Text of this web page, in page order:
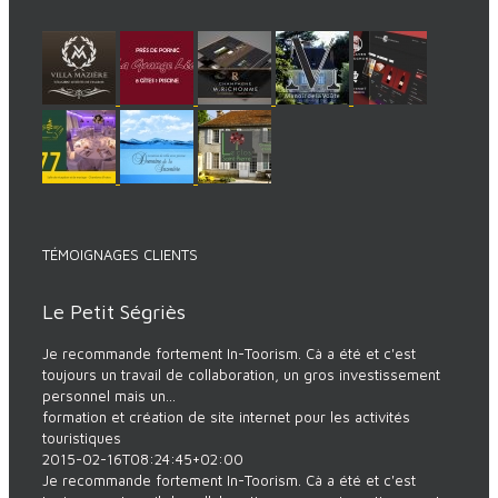
TÉMOIGNAGES CLIENTS
Le Petit Ségriès
Je recommande fortement In-Toorism. Cà a été et c'est
toujours un travail de collaboration, un gros investissement
personnel mais un...
formation et création de site internet pour les activités
touristiques
2015-02-16T08:24:45+02:00
Je recommande fortement In-Toorism. Cà a été et c'est